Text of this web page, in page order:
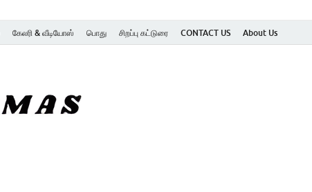
கேலரி & வீடியோஸ் பொது சிறப்பு கட்டுரை CONTACT US About Us